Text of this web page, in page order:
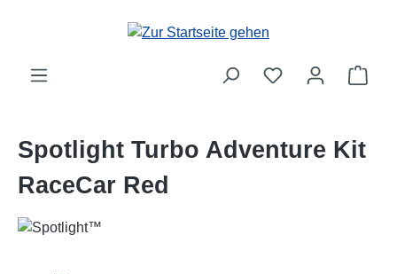
Zum Hauptinhalt springen
Spotlight Turbo Adventure Kit
RaceCar Red